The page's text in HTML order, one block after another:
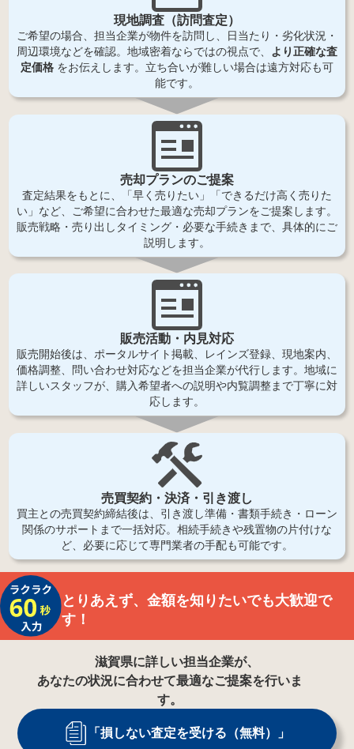
現地調査（訪問査定）
ご希望の場合、担当企業が物件を訪問し、日当たり・劣化状況・
周辺環境などを確認。地域密着ならではの視点で、 より正確な査
定価格 をお伝えします。立ち合いが難しい場合は遠方対応も可
能です。
売却プランのご提案
査定結果をもとに、「早く売りたい」「できるだけ高く売りた
い」など、ご希望に合わせた最適な売却プランをご提案します。
販売戦略・売り出しタイミング・必要な手続きまで、具体的にご
説明します。
販売活動・内見対応
販売開始後は、ポータルサイト掲載、レインズ登録、現地案内、
価格調整、問い合わせ対応などを担当企業が代行します。地域に
詳しいスタッフが、購入希望者への説明や内覧調整まで丁寧に対
応します。
売買契約・決済・引き渡し
買主との売買契約締結後は、引き渡し準備・書類手続き・ローン
関係のサポートまで一括対応。相続手続きや残置物の片付けな
ど、必要に応じて専門業者の手配も可能です。
とりあえず、金額を知りたいでも大歓迎で
す！
滋賀県に詳しい担当企業が、
あなたの状況に合わせて最適なご提案を行いま
す。
「損しない査定を受ける（無料）」